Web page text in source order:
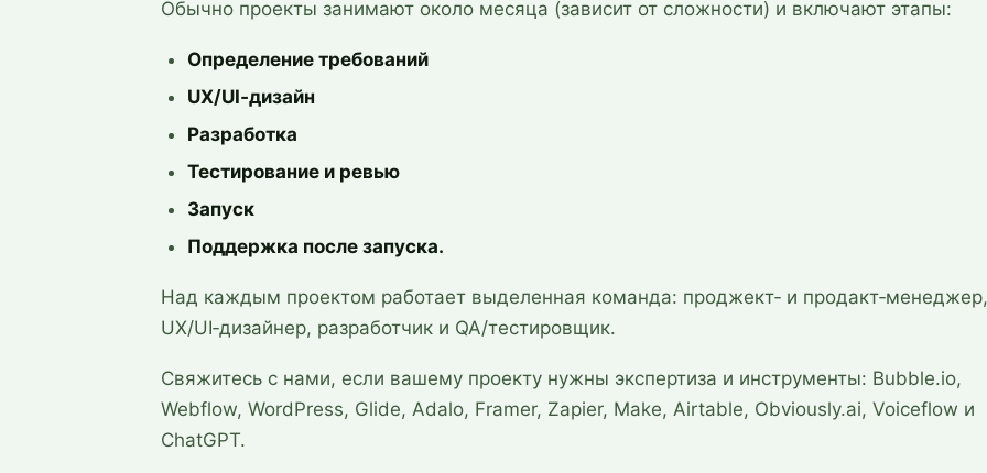
Обычно проекты занимают около месяца (зависит от сложности) и включают этапы:
Определение требований
UX/UI‑дизайн
Разработка
Тестирование и ревью
Запуск
Поддержка после запуска.
Над каждым проектом работает выделенная команда: проджект‑ и продакт‑менеджер,
UX/UI‑дизайнер, разработчик и QA/тестировщик.
Свяжитесь с нами, если вашему проекту нужны экспертиза и инструменты: Bubble.io,
Webflow, WordPress, Glide, Adalo, Framer, Zapier, Make, Airtable, Obviously.ai, Voiceflow и
ChatGPT.